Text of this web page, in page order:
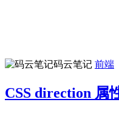
码云笔记 前端
CSS direction 属